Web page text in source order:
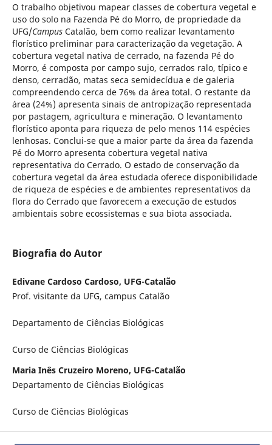
O trabalho objetivou mapear classes de cobertura vegetal e
uso do solo na Fazenda Pé do Morro, de propriedade da
UFG/CampusCatalão, bem como realizar levantamento
florístico preliminar para caracterização da vegetação. A
cobertura vegetal nativa de cerrado, na fazenda Pé do
Morro, é composta por campo sujo, cerrados ralo, típico e
denso, cerradão, matas seca semidecídua e de galeria
compreendendo cerca de 76% da área total. O restante da
área (24%) apresenta sinais de antropização representada
por pastagem, agricultura e mineração. O levantamento
florístico aponta para riqueza de pelo menos 114 espécies
lenhosas. Conclui-se que a maior parte da área da fazenda
Pé do Morro apresenta cobertura vegetal nativa
representativa do Cerrado. O estado de conservação da
cobertura vegetal da área estudada oferece disponibilidade
de riqueza de espécies e de ambientes representativos da
flora do Cerrado que favorecem a execução de estudos
ambientais sobre ecossistemas e sua biota associada.
Biografia do Autor
Edivane Cardoso Cardoso, UFG-Catalão
Prof. visitante da UFG, campus Catalão
Departamento de Ciências Biológicas
Curso de Ciências Biológicas
Maria Inês Cruzeiro Moreno, UFG-Catalão
Departamento de Ciências Biológicas
Curso de Ciências Biológicas